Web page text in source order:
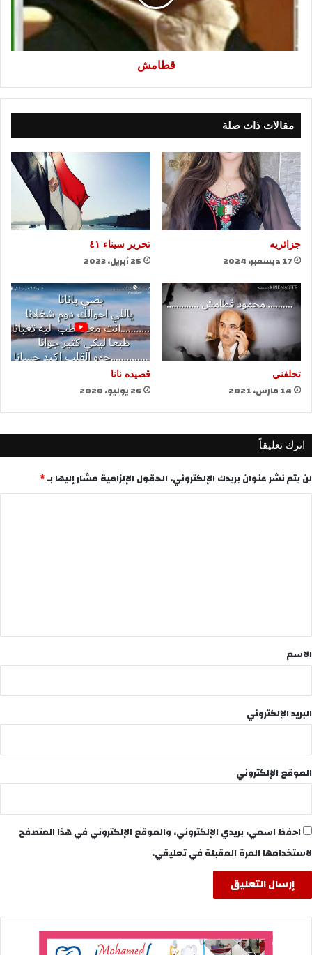
قطامش
مقالات ذات صلة
جزائريه
17 ديسمبر، 2024
تحرير سيناء ٤١
25 أبريل، 2023
تحلفني
14 مارس، 2021
قصيده نانا
26 يوليو، 2020
اترك تعليقاً
لن يتم نشر عنوان بريدك الإلكتروني. الحقول الإلزامية مشار إليها بـ*
*
الاسم
البريد الإلكتروني
الموقع الإلكتروني
احفظ اسمي، بريدي الإلكتروني، والموقع الإلكتروني في هذا المتصفح
لاستخدامها المرة المقبلة في تعليقي.